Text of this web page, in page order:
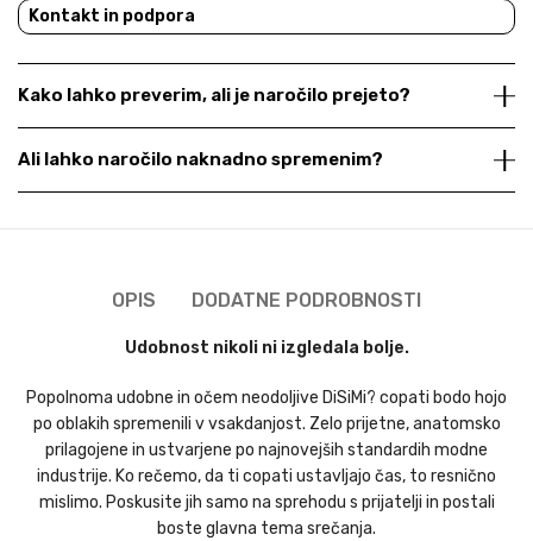
Kontakt in podpora
Kako lahko preverim, ali je naročilo prejeto?
Ali lahko naročilo naknadno spremenim?
OPIS DODATNE PODROBNOSTI
Udobnost nikoli ni izgledala bolje.
Popolnoma udobne in očem neodoljive DiSiMi? copati bodo hojo
po oblakih spremenili v vsakdanjost. Zelo prijetne, anatomsko
prilagojene in ustvarjene po najnovejših standardih modne
industrije. Ko rečemo, da ti copati ustavljajo čas, to resnično
mislimo. Poskusite jih samo na sprehodu s prijatelji in postali
boste glavna tema srečanja.